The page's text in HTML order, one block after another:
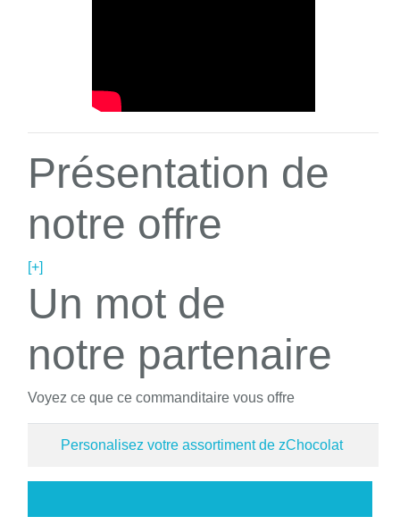
Présentation de
notre offre
[+]
Un mot de
notre partenaire
Voyez ce que ce commanditaire vous offre
Personalisez votre assortiment de zChocolat